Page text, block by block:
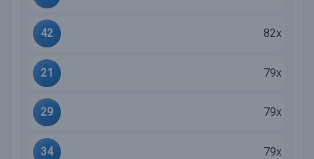
42 82x
21 79x
29 79x
34 79x